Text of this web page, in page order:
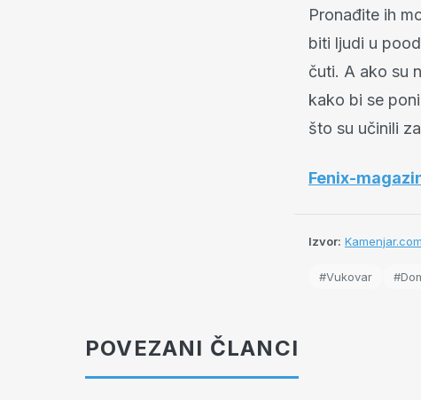
Pronađite ih
biti ljudi u
čuti. A ako su
kako bi se
što su učinili
Fenix-
Izvor:
#Vukovar
POVEZANI ČLANCI